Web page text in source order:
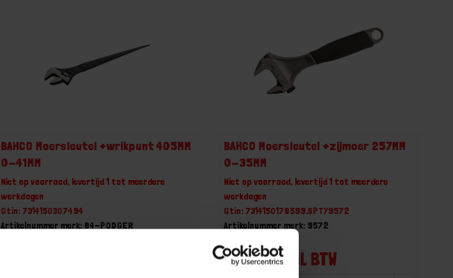
BAHCO Moersleutel +wrikpunt 405MM
0-41MM
Niet op voorraad, levertijd 1 tot meerdere
werkdagen
Gtin: 7314150307494
Artikelnummer merk: 84-PODGER
BAHCO Moersleutel +zijmoer 257MM
0-35MM
Niet op voorraad, levertijd 1 tot meerdere
werkdagen
Gtin: 7314150178599,SPTY9572
Artikelnummer merk: 9572
€ 51,64 incl. BTW